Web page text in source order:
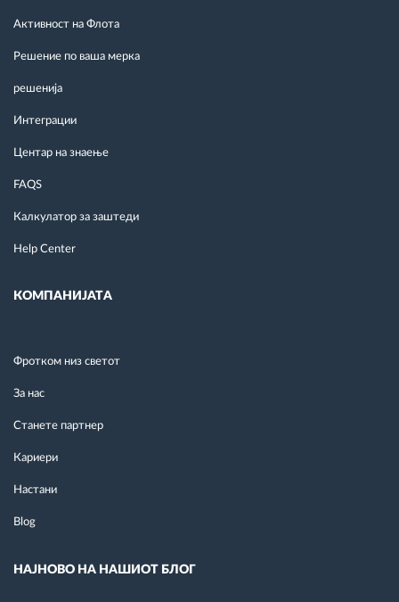
Активност на Флота
Решение по ваша мерка
решенија
Интеграции
Центар на знаење
FAQS
Калкулатор за заштеди
Help Center
КОМПАНИЈАТА
Фротком низ светот
За нас
Станете партнер
Кариери
Настани
Blog
НАЈНОВО НА НАШИОТ БЛОГ